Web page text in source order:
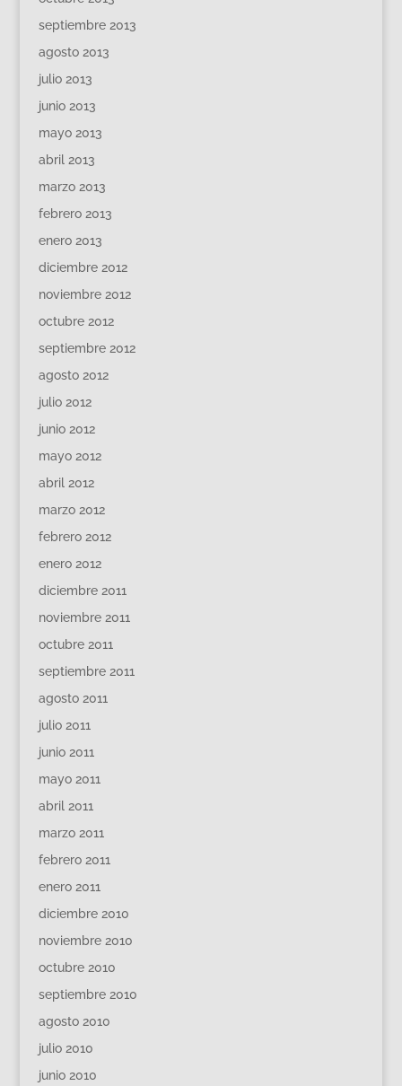
septiembre 2013
agosto 2013
julio 2013
junio 2013
mayo 2013
abril 2013
marzo 2013
febrero 2013
enero 2013
diciembre 2012
noviembre 2012
octubre 2012
septiembre 2012
agosto 2012
julio 2012
junio 2012
mayo 2012
abril 2012
marzo 2012
febrero 2012
enero 2012
diciembre 2011
noviembre 2011
octubre 2011
septiembre 2011
agosto 2011
julio 2011
junio 2011
mayo 2011
abril 2011
marzo 2011
febrero 2011
enero 2011
diciembre 2010
noviembre 2010
octubre 2010
septiembre 2010
agosto 2010
julio 2010
junio 2010